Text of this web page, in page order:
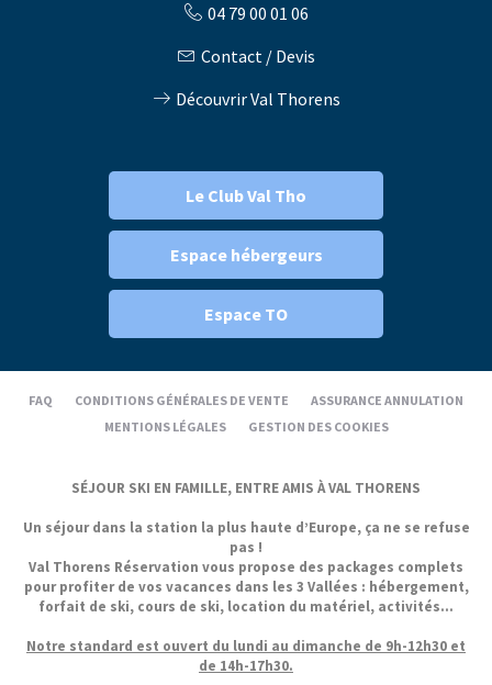
04 79 00 01 06
Contact / Devis
Découvrir Val Thorens
Le Club Val Tho
Espace hébergeurs
Espace TO
FAQ CONDITIONS GÉNÉRALES DE VENTE
ASSURANCE ANNULATION
MENTIONS LÉGALES
GESTION DES COOKIES
SÉJOUR SKI EN FAMILLE, ENTRE AMIS À VAL THORENS
Un séjour dans la station la plus haute d’Europe, ça ne se refuse
pas !
Val Thorens Réservation vous propose des packages complets
pour profiter de vos vacances dans les 3 Vallées : hébergement,
forfait de ski, cours de ski, location du matériel, activités...
Notre standard est ouvert du lundi au dimanche de 9h-12h30 et
de 14h-17h30.